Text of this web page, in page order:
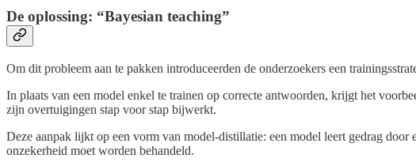
De oplossing: “Bayesian teaching”
Om dit probleem aan te pakken introduceerden de onderzoekers een
In plaats van een model enkel te trainen op correcte antwoorden, krijgt het
zijn overtuigingen stap voor stap bijwerkt.
Deze aanpak lijkt op een vorm van model-distillatie: een model leert gedrag
onzekerheid moet worden behandeld.